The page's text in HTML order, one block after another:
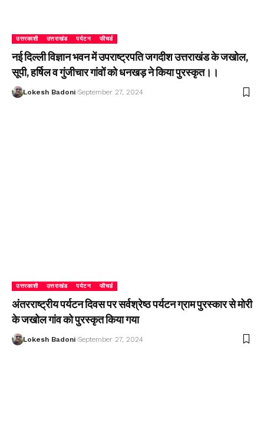
उत्तरकाशी उत्तराखंड पर्यटन फीचर्ड
नई दिल्ली विज्ञान भवन में उपराष्ट्रपति जगदीश उत्तराखंड के जखोल,
सूपी, हर्षिल व गुंजीचार गांवों को धनखड़ ने किया पुरस्कृत।।
Lokesh Badoni September 27, 2024
उत्तरकाशी उत्तराखंड पर्यटन फीचर्ड
अंतरराष्ट्रीय पर्यटन दिवस पर सर्वश्रेष्ठ पर्यटन ग्राम पुरस्कार से मोरी
के जखोल गांव को पुरस्कृत किया गया
Lokesh Badoni September 27, 2024